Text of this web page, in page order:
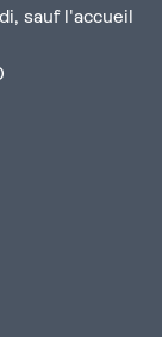
sauf l'accueil